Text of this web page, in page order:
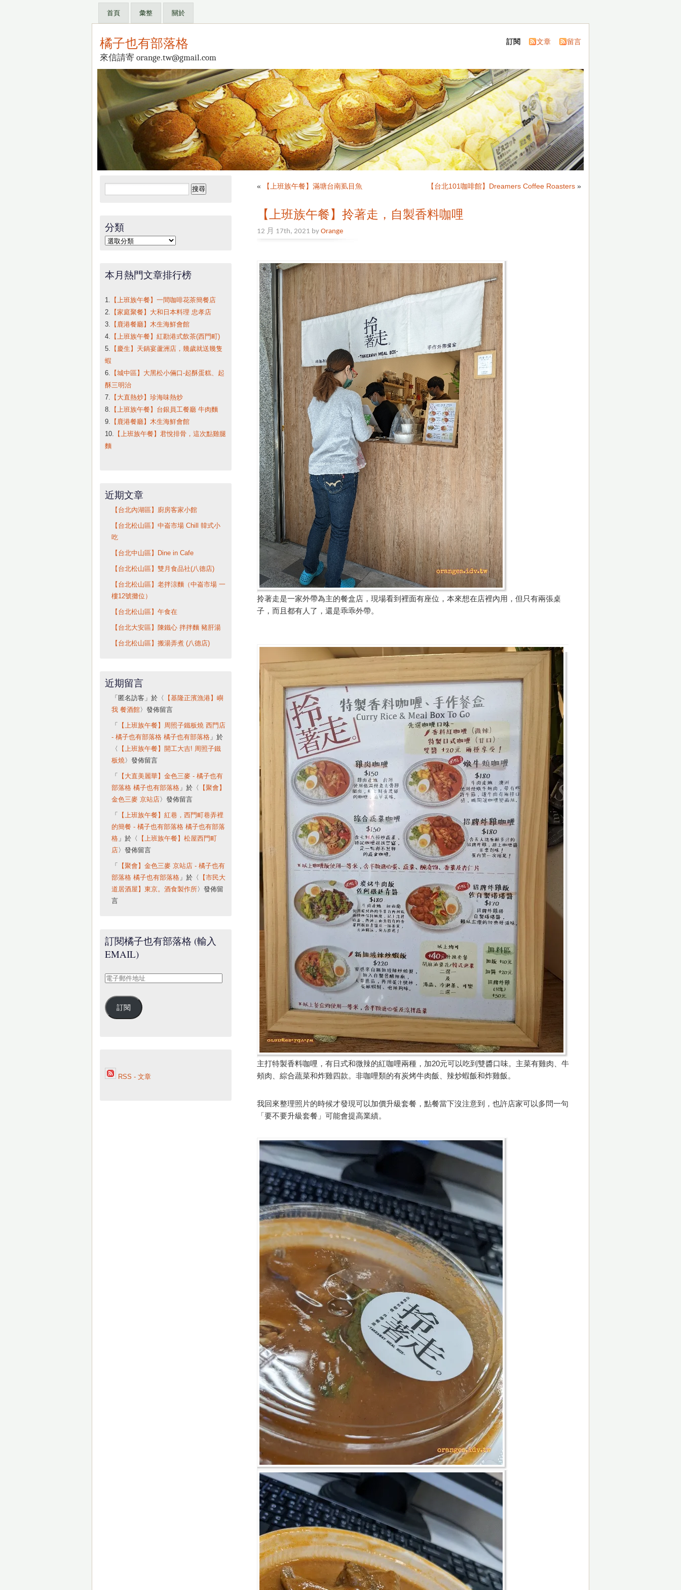
首頁 彙整 關於
橘子也有部落格
來信請寄 orange.tw@gmail.com
訂閱 文章 留言
« 【上班族午餐】滿塘台南虱目魚 【台北101咖啡館】Dreamers Coffee Roasters »
【上班族午餐】拎著走，自製香料咖哩
12 月 17th, 2021 byOrange
拎著走是一家外帶為主的餐盒店，現場看到裡面有座位，本來想在店裡內用，但只有兩張桌
子，而且都有人了，還是乖乖外帶。
主打特製香料咖哩，有日式和微辣的紅咖哩兩種，加20元可以吃到雙醬口味。主菜有雞肉、牛
頰肉、綜合蔬菜和炸雞四款。非咖哩類的有炭烤牛肉飯、辣炒蝦飯和炸雞飯。
我回來整理照片的時候才發現可以加價升級套餐，點餐當下沒注意到，也許店家可以多問一句
「要不要升級套餐」可能會提高業績。
搜
尋
字:
分類
分
本月熱門文章排行榜
1. 【上班族午餐】一間咖啡花茶簡餐店
2. 【家庭聚餐】大和日本料理 忠孝店
3. 【鹿港餐廳】木生海鮮會館
4. 【上班族午餐】紅勘港式飲茶(西門町)
5. 【慶生】天鍋宴蘆洲店，幾歲就送幾隻
蝦
6. 【城中區】大黑松小倆口-起酥蛋糕、起
酥三明治
7. 【大直熱炒】珍海味熱炒
8. 【上班族午餐】台銀員工餐廳 牛肉麵
9. 【鹿港餐廳】木生海鮮會館
10. 【上班族午餐】君悅排骨，這次點雞腿
麵
近期文章
【台北內湖區】廚房客家小館
【台北松山區】中崙市場 Chill 韓式小
吃
【台北中山區】Dine in Cafe
【台北松山區】雙月食品社(八德店)
【台北松山區】老拌涼麵（中崙市場 一
樓12號攤位）
【台北松山區】午食在
【台北大安區】陳鐵心 拌拌麵 豬肝湯
【台北松山區】搬湯弄煮 (八德店)
近期留言
「 匿名訪客 」於〈
【基隆正濱漁港】嶼
我 餐酒館〉發佈留言
「
【上班族午餐】周照子鐵板燒 西門店
- 橘子也有部落格 橘子也有部落格」於
〈
【上班族午餐】開工大吉! 周照子鐵
板燒〉發佈留言
「
【大直美麗華】金色三麥 - 橘子也有
部落格 橘子也有部落格」於〈
【聚會】
金色三麥 京站店 〉發佈留言
「
【上班族午餐】紅巷，西門町巷弄裡
的簡餐 - 橘子也有部落格 橘子也有部落
格」於〈
【上班族午餐】松屋西門町
店 〉發佈留言
「
【聚會】金色三麥 京站店 - 橘子也有
部落格 橘子也有部落格」於〈
【市民大
道居酒屋】東京。酒食製作所〉發佈留
言
訂閱橘子也有部落格 (輸入
EMAIL)
電
郵
件
訂閱
RSS - 文章